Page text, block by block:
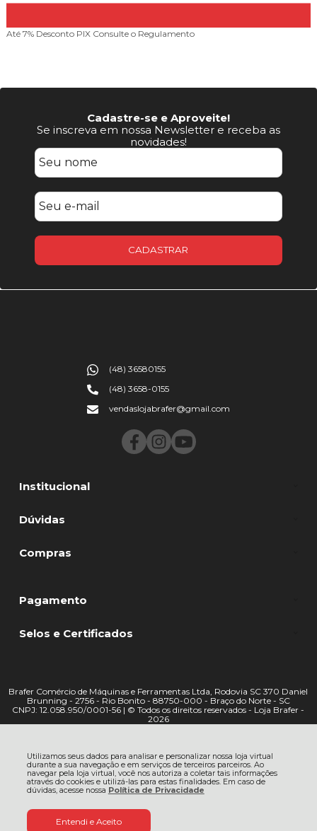
Utilizamos seus dados para analisar e personalizar nossa loja virtual
durante a sua navegação e em serviços de terceiros parceiros. Ao
navegar pela loja virtual, você nos autoriza a coletar tais informações
através do cookies e utilizá-las para estas finalidades. Em caso de
dúvidas, acesse nossa Política de Privacidade
Entendi e Aceito
Até 7% Desconto PIX Consulte o Regulamento
Cadastre-se e Aproveite!
Se inscreva em nossa Newsletter e receba as
novidades!
CADASTRAR
Institucional
Dúvidas
Compras
(48) 36580155
(48) 3658-0155
vendaslojabrafer@gmail.com
Pagamento
Selos e Certificados
Brafer Comércio de Máquinas e Ferramentas Ltda, Rodovia SC 370 Daniel
Brunning - 2756 - Rio Bonito - 88750-000 - Braço do Norte - SC
CNPJ: 12.058.950/0001-56 | © Todos os direitos reservados - Loja Brafer -
2026